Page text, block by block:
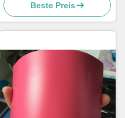
Fluoreszenz-Neon-Effekt
Beste Preis